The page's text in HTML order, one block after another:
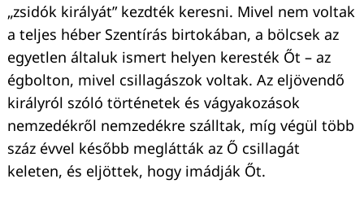
„zsidók királyát” kezdték keresni. Mivel nem voltak
a teljes héber Szentírás birtokában, a bölcsek az
egyetlen általuk ismert helyen keresték Őt – az
égbolton, mivel csillagászok voltak. Az eljövendő
királyról szóló történetek és vágyakozások
nemzedékről nemzedékre szálltak, míg végül több
száz évvel később meglátták az Ő csillagát
keleten, és eljöttek, hogy imádják Őt.